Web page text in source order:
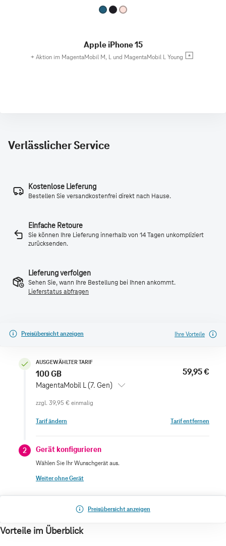
Apple iPhone 15
+ Aktion im MagentaMobil M, L und MagentaMobil L Young
Verlässlicher Service
Kostenlose Lieferung
Bestellen Sie versandkostenfrei direkt nach Hause.
Einfache Retoure
Sie können Ihre Lieferung innerhalb von 14 Tagen unkompliziert
zurücksenden.
Lieferung verfolgen
Sehen Sie, wann Ihre Bestellung bei Ihnen ankommt.
Lieferstatus abfragen
Preisübersicht anzeigen Ihre Vorteile
AUSGEWÄHLTER TARIF
100 GB
MagentaMobil L (7. Gen)
59,95 €
zzgl. 39,95 € einmalig
Tarif ändern Tarif entfernen
2 Gerät konfigurieren
Wählen Sie Ihr Wunschgerät aus.
Weiter ohne Gerät
Preisübersicht anzeigen
Vorteile im Überblick